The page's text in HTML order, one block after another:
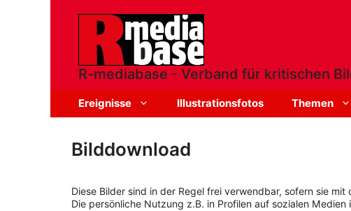
R-mediabase - Verband für kritischen
Ereignisse Illustrationsfotos Themen
Bilddownload
Diese Bilder sind in der Regel frei verwendbar, sofern sie
Die persönliche Nutzung z.B. in Profilen auf sozialen Medien